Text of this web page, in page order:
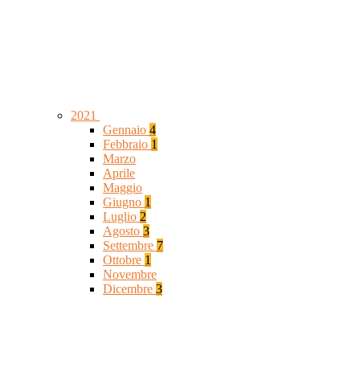
2021
Gennaio 4
Febbraio 1
Marzo
Aprile
Maggio
Giugno 1
Luglio 2
Agosto 3
Settembre 7
Ottobre 1
Novembre
Dicembre 3